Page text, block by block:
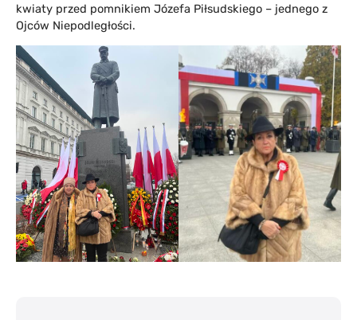
kwiaty przed pomnikiem Józefa Piłsudskiego – jednego z
Ojców Niepodległości.